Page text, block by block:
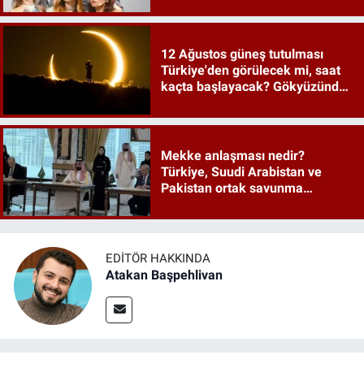
12 Ağustos güneş tutulması
Türkiye'den görülecek mi, saat
kaçta başlayacak? Gökyüzünde
Mekke anlaşması nedir?
Türkiye, Suudi Arabistan ve
Pakistan ortak savunma
EDITÖR HAKKINDA
Atakan Başpehlivan